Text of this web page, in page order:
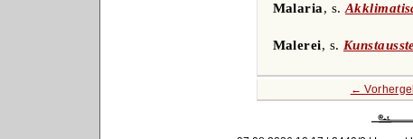
Malaria, s.
Malerei, s.
←